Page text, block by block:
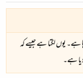
ہے۔ یوں لگتا ہے جیسے کہ
ہے۔